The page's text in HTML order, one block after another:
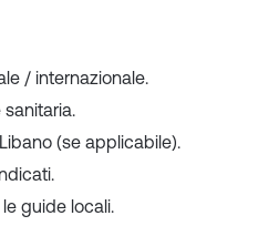
/ internazionale.
(se applicabile).
guide locali.